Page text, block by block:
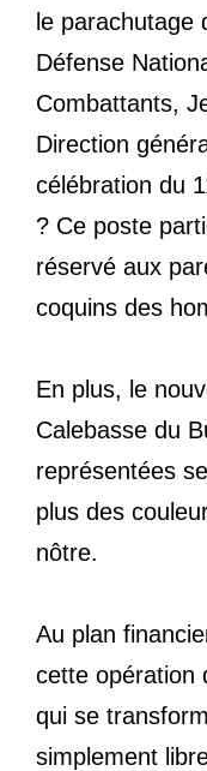
le parachutage
Défense
Combattants,
Direction
célébration du
? Ce poste
réservé aux
coquins des
En plus, le
Calebasse du
représentées
plus des
nôtre.
Au plan
cette opération
qui se
simplement